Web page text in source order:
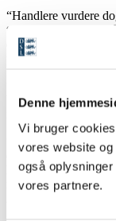
Denne
Vi bruger
vores website
også
vores partnere.
“Handlere vurdere
tekst 18.1.95). Det
det hedder nu stadig
vurdere
børn” (P1 25.1.95).
i den betydning.
håbefulde
er rigtigt at hopefulpå
håb’, ‘optimistisk’.
mens ordet nu om